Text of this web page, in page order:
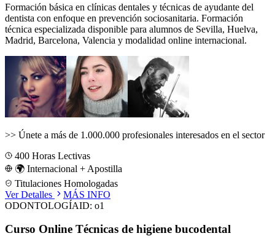
Formación básica en clínicas dentales y técnicas de ayudante del
dentista con enfoque en prevención sociosanitaria. Formación
técnica especializada disponible para alumnos de Sevilla, Huelva,
Madrid, Barcelona, Valencia y modalidad online internacional.
>> Únete a más de 1.000.000 profesionales interesados en el sector
400 Horas Lectivas
🌍 Internacional + Apostilla
Titulaciones Homologadas
Ver Detalles
MÁS INFO
ODONTOLOGÍAID: o1
Curso Online Técnicas de higiene bucodental